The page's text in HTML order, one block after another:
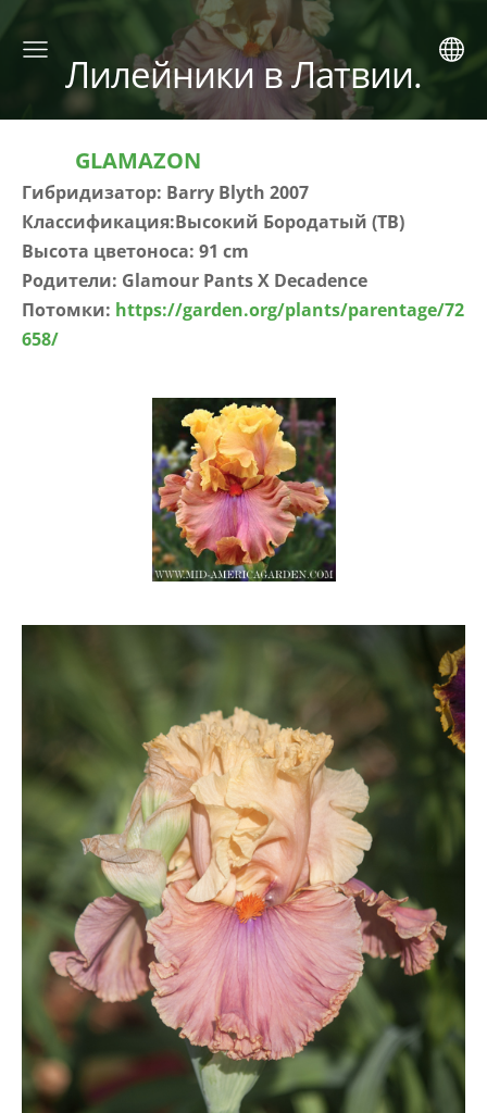
Лилейники в Латвии.
GLAMAZON
Гибридизатор: Barry Blyth 2007
Классификация:Высокий Бородатый (TB)
Высота цветоноса: 91 cm
Родители: Glamour Pants X Decadence
Потомки: https://garden.org/plants/parentage/72
658/